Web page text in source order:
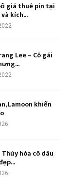
giá thuê pin tại
kích...
Lee – Cô gái
Lamoon khiến
hóa cô dâu